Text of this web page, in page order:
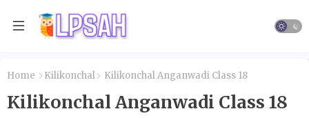
Home Kilikonchal Kilikonchal Anganwadi Class 18
Kilikonchal Anganwadi Class 18